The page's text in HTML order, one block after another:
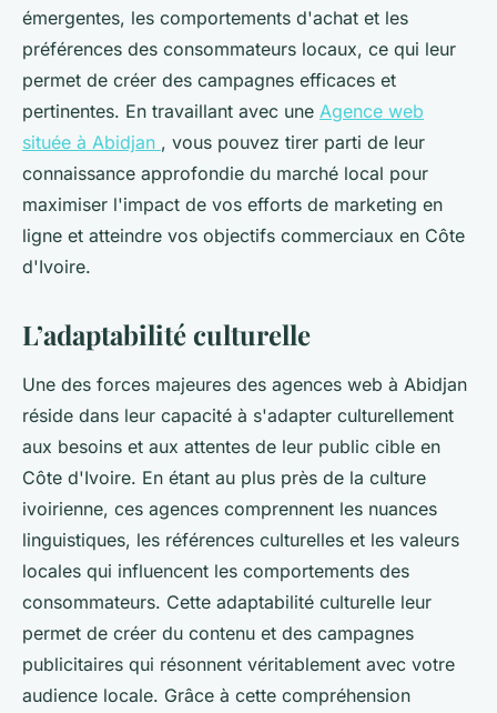
émergentes, les comportements d'achat et les
préférences des consommateurs locaux, ce qui leur
permet de créer des campagnes efficaces et
pertinentes. En travaillant avec une Agence web
située à Abidjan , vous pouvez tirer parti de leur
connaissance approfondie du marché local pour
maximiser l'impact de vos efforts de marketing en
ligne et atteindre vos objectifs commerciaux en Côte
d'Ivoire.
L’adaptabilité culturelle
Une des forces majeures des agences web à Abidjan
réside dans leur capacité à s'adapter culturellement
aux besoins et aux attentes de leur public cible en
Côte d'Ivoire. En étant au plus près de la culture
ivoirienne, ces agences comprennent les nuances
linguistiques, les références culturelles et les valeurs
locales qui influencent les comportements des
consommateurs. Cette adaptabilité culturelle leur
permet de créer du contenu et des campagnes
publicitaires qui résonnent véritablement avec votre
audience locale. Grâce à cette compréhension